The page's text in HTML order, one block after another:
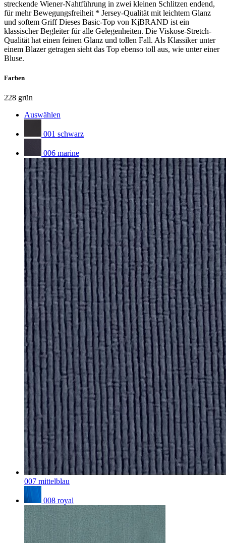
streckende Wiener-Nahtführung in zwei kleinen Schlitzen endend,
für mehr Bewegungsfreiheit * Jersey-Qualität mit leichtem Glanz
und softem Griff Dieses Basic-Top von KjBRAND ist ein
klassischer Begleiter für alle Gelegenheiten. Die Viskose-Stretch-
Qualität hat einen feinen Glanz und tollen Fall. Als Klassiker unter
einem Blazer getragen sieht das Top ebenso toll aus, wie unter einer
Bluse.
Farben
228 grün
Auswählen
001 schwarz
006 marine
007 mittelblau
008 royal